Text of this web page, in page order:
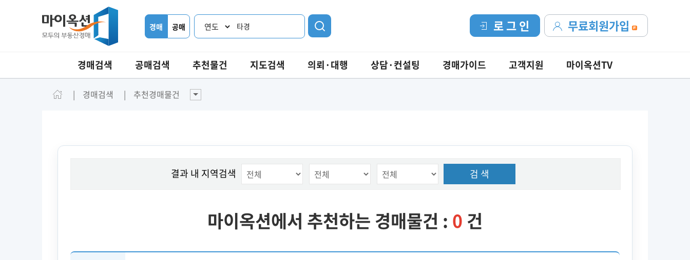
경매 공매 타경 무료회원가입
로 그 인
경매검색 공매검색 추천물건 지도검색 의뢰·대행 상담·컨설팅 경매가이드 고객지원 마이옥션TV
경매검색 추천경매물건
결과 내 지역검색 검 색
마이옥션에서 추천하는 경매물건 : 0 건